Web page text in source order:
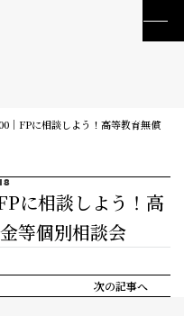
｜FPに相談しよう！高等教育無償
に相談しよう！高
等個別相談会
次の記事へ